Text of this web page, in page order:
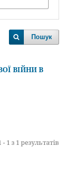
Пошук
ВІЙНИ В
- 1 з 1 результатів